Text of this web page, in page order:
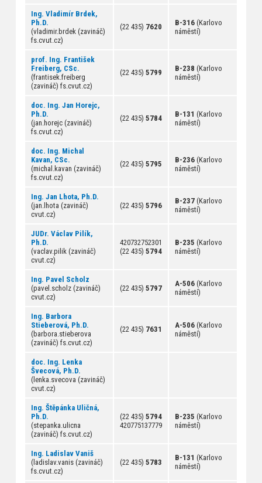
Ing. Vladimír Brdek,
Ph.D.
(vladimir.brdek (zavináč)
fs.cvut.cz)
(22 435) 7620 B-316(Karlovo
náměstí)
prof. Ing. František
Freiberg, CSc.
(frantisek.freiberg
(zavináč) fs.cvut.cz)
(22 435) 5799 B-238 (Karlovo
náměstí)
doc. Ing. Jan Horejc,
Ph.D.
(jan.horejc (zavináč)
fs.cvut.cz)
(22 435) 5784 B-131 (Karlovo
náměstí)
doc. Ing. Michal
Kavan, CSc.
(michal.kavan (zavináč)
fs.cvut.cz)
(22 435) 5795 B-236(Karlovo
náměstí)
Ing. Jan Lhota, Ph.D.
(jan.lhota (zavináč)
cvut.cz)
(22 435) 5796
B-237(Karlovo
náměstí)
JUDr. Václav Pilík,
Ph.D.
(vaclav.pilik (zavináč)
cvut.cz)
420732752301
(22 435) 5794
B-235 (Karlovo
náměstí)
Ing. Pavel Scholz
(pavel.scholz (zavináč)
cvut.cz)
(22 435) 5797
A-506(Karlovo
náměstí)
Ing. Barbora
Stieberová, Ph.D.
(barbora.stieberova
(zavináč) fs.cvut.cz)
(22 435) 7631 A-506(Karlovo
náměstí)
doc. Ing. Lenka
Švecová, Ph.D.
(lenka.svecova (zavináč)
cvut.cz)
Ing. Štěpánka Uličná,
Ph.D.
(stepanka.ulicna
(zavináč) fs.cvut.cz)
(22 435) 5794
420775137779
B-235 (Karlovo
náměstí)
Ing. Ladislav Vaniš
(ladislav.vanis (zavináč)
fs.cvut.cz)
(22 435) 5783
B-131 (Karlovo
náměstí)